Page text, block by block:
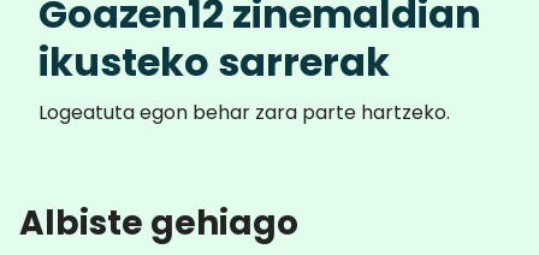
Goazen12 zinemaldian
ikusteko sarrerak
Logeatuta egon behar zara parte hartzeko.
Albiste gehiago